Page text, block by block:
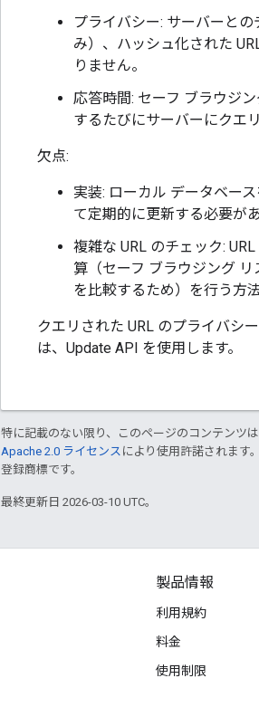
プライバシー: サーバーと
み）、ハッシュ化された
りません。
応答時間: セーフ ブラウジ
するたびにサーバーにクエ
欠点:
実装: ローカル データベー
て定期的に更新する必要が
複雑な URL のチェック:
算（セーフ ブラウジング
を比較するため）を行う方
クエリされた URL のプライバシ
は、Update API を使用します。
特に記載のない限り、このページのコンテンツは
Apache 2.0 ライセンス により使用許諾されます
登録商標です。
最終更新日 2026-03-10 UTC。
製品情報
利用規約
料金
使用制限